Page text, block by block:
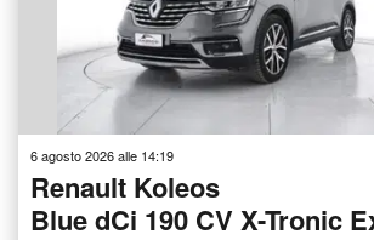
6 agosto 2026 alle 14:19
Renault Koleos
Blue dCi 190 CV X-Tronic